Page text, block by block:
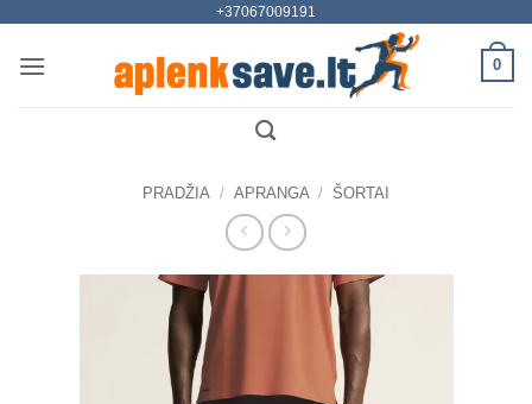
content
+37067009191
0
PRADŽIA / APRANGA / ŠORTAI